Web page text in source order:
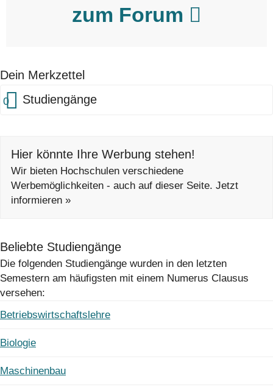
zum Forum
Dein Merkzettel
0 Studiengänge
Hier könnte Ihre Werbung stehen!
Wir bieten Hochschulen verschiedene
Werbemöglichkeiten - auch auf dieser Seite. Jetzt
informieren »
Beliebte Studiengänge
Die folgenden Studiengänge wurden in den letzten
Semestern am häufigsten mit einem Numerus Clausus
versehen:
Betriebswirtschaftslehre
Biologie
Maschinenbau